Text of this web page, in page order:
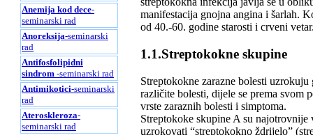
Anemija kod dece-
seminarski rad
Anoreksija-seminarski
rad
Antifosfolipidni
sindrom -seminarski rad
Antimikotici-seminarski
rad
Ateroskleroza-
seminarski rad
manifestacija gnojna angina i šarlah.
od 40.-60. godine starosti i crveni
1.1.Streptokokne skupine
Streptokokne zarazne bolesti
različite bolesti, dijele se prema svom
vrste zaraznih bolesti i simptoma.
Streptokoke skupine A su
uzrokovati “streptokokno ždrijelo”